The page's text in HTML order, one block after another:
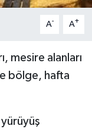
A- A+
mesire alanları
bölge, hafta